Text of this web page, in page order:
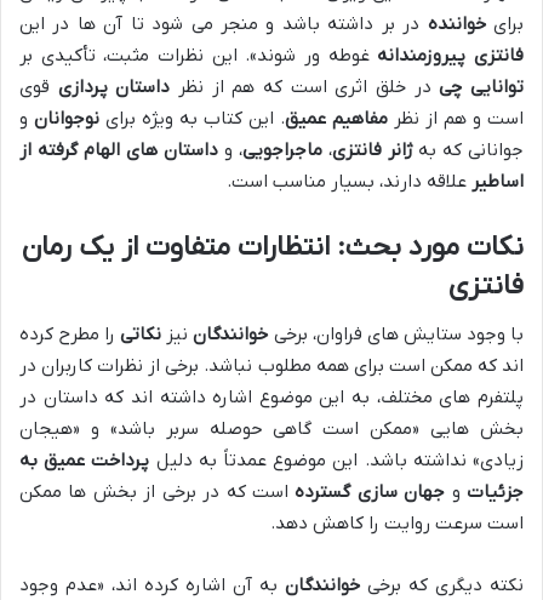
برایخواننده در بر داشته باشد و منجر می شود تا آن ها در این
فانتزی پیروزمندانه غوطه ور شوند». این نظرات مثبت، تأکیدی بر
توانایی چیدر خلق اثری است که هم از نظر داستان پردازی قوی
است و هم از نظر مفاهیم عمیق. این کتاب به ویژه برای نوجوانان و
جوانانی که بهژانر فانتزی، ماجراجویی، و داستان های الهام گرفته از
اساطیر علاقه دارند، بسیار مناسب است.
نکات مورد بحث: انتظارات متفاوت از یک رمان
فانتزی
با وجود ستایش های فراوان، برخی خوانندگاننیز نکاتیرا مطرح کرده
اند که ممکن است برای همه مطلوب نباشد. برخی از نظرات کاربران در
پلتفرم های مختلف، به این موضوع اشاره داشته اند که داستان در
بخش هایی «ممکن است گاهی حوصله سربر باشد» و «هیجان
زیادی» نداشته باشد. این موضوع عمدتاً به دلیل پرداخت عمیق به
جزئیات و جهان سازی گستردهاست که در برخی از بخش ها ممکن
است سرعت روایت را کاهش دهد.
نکته دیگری که برخی خوانندگان به آن اشاره کرده اند، «عدم وجود